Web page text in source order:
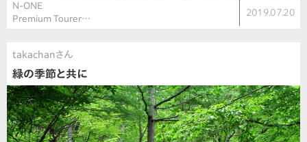
N-ONE
Premium Tourer…
2019.07.20
takachanさん
緑の季節と共に